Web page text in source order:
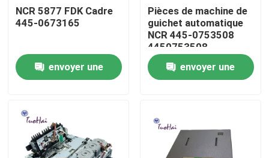
Maison
Au sujet de nous
NCR 5877 FDK Cadre
445-0673165
envoyer une
Pièces de machine de
guichet automatique
NCR 445-0753508
4450753508
envoyer une